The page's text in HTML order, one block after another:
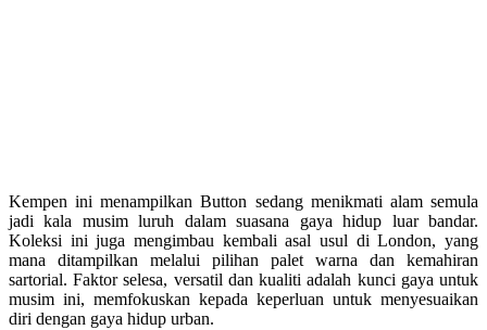
Kempen ini menampilkan Button sedang menikmati alam semula
jadi kala musim luruh dalam suasana gaya hidup luar bandar.
Koleksi ini juga mengimbau kembali asal usul di London, yang
mana ditampilkan melalui pilihan palet warna dan kemahiran
sartorial. Faktor selesa, versatil dan kualiti adalah kunci gaya untuk
musim ini, memfokuskan kepada keperluan untuk menyesuaikan
diri dengan gaya hidup urban.